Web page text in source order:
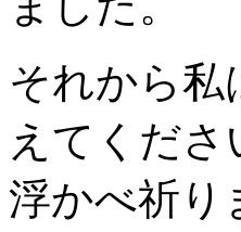
それから私
えてくだ
浮かべ祈り